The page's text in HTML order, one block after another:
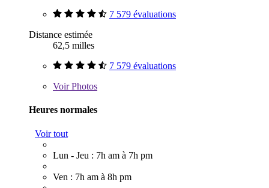
7 579 évaluations
Distance estimée
62,5 milles
7 579 évaluations
VoirPhotos
Heures normales
Voir tout
Lun - Jeu : 7h am à 7h pm
Ven : 7h am à 8h pm